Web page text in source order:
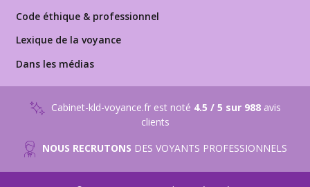
Code éthique & professionnel
Lexique de la voyance
Dans les médias
Cabinet-kld-voyance.fr est noté 4.5 / 5 sur 988avis
clients
NOUS RECRUTONS DES VOYANTS PROFESSIONNELS